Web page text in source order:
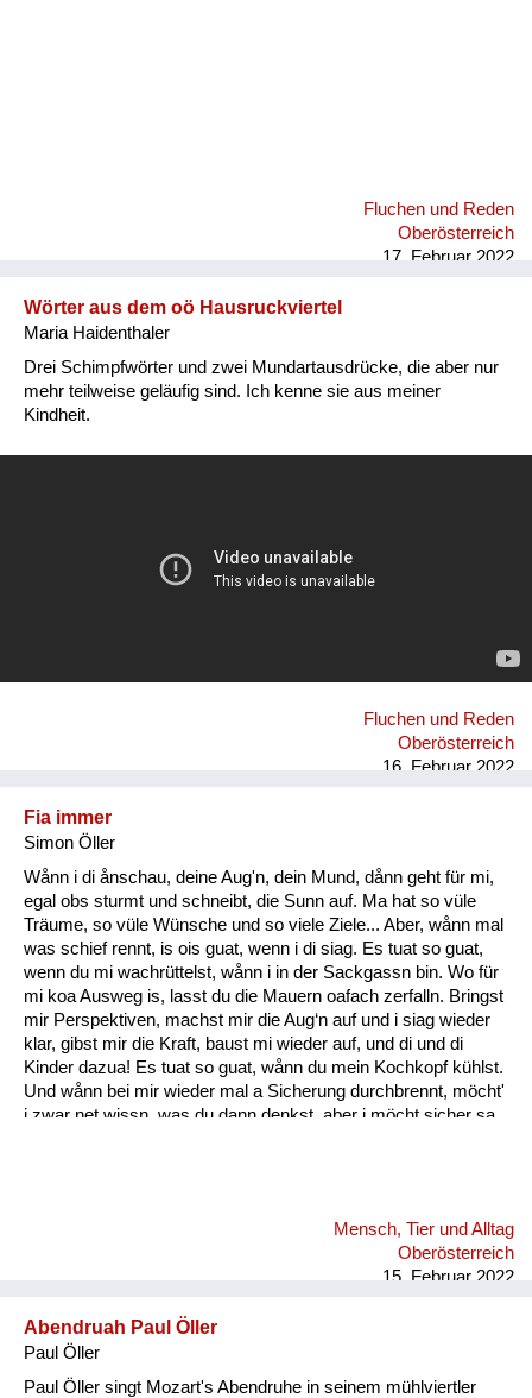
Fluchen und Reden
Oberösterreich
17. Februar 2022
Wörter aus dem oö Hausruckviertel
Maria Haidenthaler
Drei Schimpfwörter und zwei Mundartausdrücke, die aber nur
mehr teilweise geläufig sind. Ich kenne sie aus meiner
Kindheit.
Fluchen und Reden
Oberösterreich
16. Februar 2022
Fia immer
Simon Öller
Wånn i di ånschau, deine Aug'n, dein Mund, dånn geht für mi,
egal obs sturmt und schneibt, die Sunn auf. Ma hat so vüle
Träume, so vüle Wünsche und so viele Ziele... Aber, wånn mal
was schief rennt, is ois guat, wenn i di siag. Es tuat so guat,
wenn du mi wachrüttelst, wånn i in der Sackgassn bin. Wo für
mi koa Ausweg is, lasst du die Mauern oafach zerfalln. Bringst
mir Perspektiven, machst mir die Aug‘n auf und i siag wieder
klar, gibst mir die Kraft, baust mi wieder auf, und di und di
Kinder dazua! Es tuat so guat, wånn du mein Kochkopf kühlst.
Und wånn bei mir wieder mal a Sicherung durchbrennt, möcht'
i zwar net wissn, was du dann denkst, aber i möcht sicher sa,
immer! Wånn i di anschau, deine Aug’n, all’s ån dir, dånn geht
Mensch, Tier und Alltag
Oberösterreich
15. Februar 2022
Abendruah Paul Öller
Paul Öller
Paul Öller singt Mozart's Abendruhe in seinem mühlviertler